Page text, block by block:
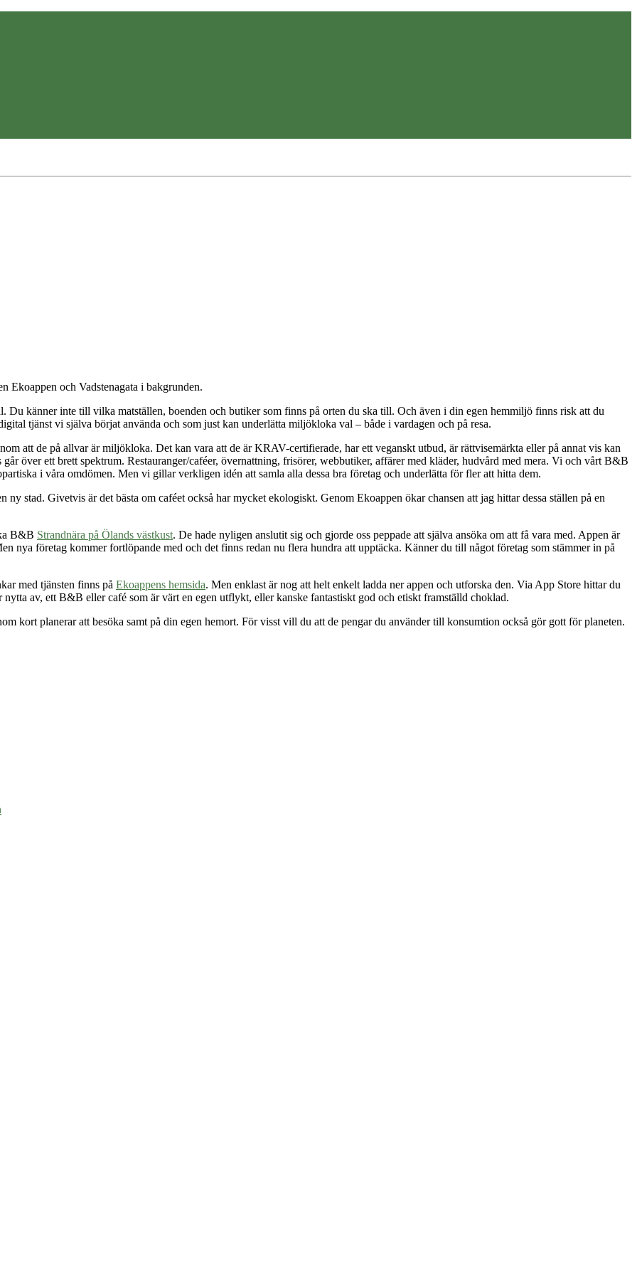
Du känner inte till vilka matställen, boenden och butiker som finns på orten du ska till. Och även i din egen hemmiljö finns risk att du
tjänst vi själva börjat använda och som just kan underlätta miljökloka val – både i vardagen och på resa.
att de på allvar är miljökloka. Det kan vara att de är KRAV-certifierade, har ett veganskt utbud, är rättvisemärkta eller på annat vis kan
går över ett brett spektrum. Restauranger/caféer, övernattning, frisörer, webbutiker, affärer med kläder, hudvård med mera. Vi och vårt B&B
i våra omdömen. Men vi gillar verkligen idén att samla alla dessa bra företag och underlätta för fler att hitta dem.
stad. Givetvis är det bästa om caféet också har mycket ekologiskt. Genom Ekoappen ökar chansen att jag hittar dessa ställen på en
B&B Strandnära på Ölands västkust. De hade nyligen anslutit sig och gjorde oss peppade att själva ansöka om att få vara med. Appen är
nya företag kommer fortlöpande med och det finns redan nu flera hundra att upptäcka. Känner du till något företag som stämmer in på
med tjänsten finns på Ekoappens hemsida. Men enklast är nog att helt enkelt ladda ner appen och utforska den. Via App Store hittar du
av, ett B&B eller café som är värt en egen utflykt, eller kanske fantastiskt god och etiskt framställd choklad.
kort planerar att besöka samt på din egen hemort. För visst vill du att de pengar du använder till konsumtion också gör gott för planeten.